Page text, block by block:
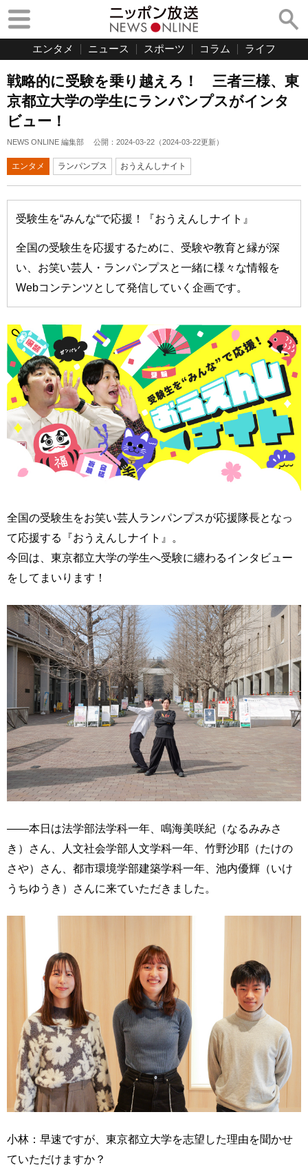
エンタメ ニュース スポーツ コラム ライフ
戦略的に受験を乗り越えろ！ 三者三様、東
京都立大学の学生にランパンプスがインタ
ビュー！
NEWS ONLINE 編集部 公開： 2024-03-22 （2024-03-22更新）
エンタメ ランパンプス おうえんしナイト
受験生を“みんな“で応援！『おうえんしナイト』
全国の受験生を応援するために、受験や教育と縁が深
い、お笑い芸人・ランパンプスと一緒に様々な情報を
Webコンテンツとして発信していく企画です。
全国の受験生をお笑い芸人ランパンプスが応援隊長となっ
て応援する『おうえんしナイト』。
今回は、東京都立大学の学生へ受験に纏わるインタビュー
をしてまいります！
――本日は法学部法学科一年、鳴海美咲紀（なるみみさ
き）さん、人文社会学部人文学科一年、竹野沙耶（たけの
さや）さん、都市環境学部建築学科一年、池内優輝（いけ
うちゆうき）さんに来ていただきました。
小林：早速ですが、東京都立大学を志望した理由を聞かせ
ていただけますか？